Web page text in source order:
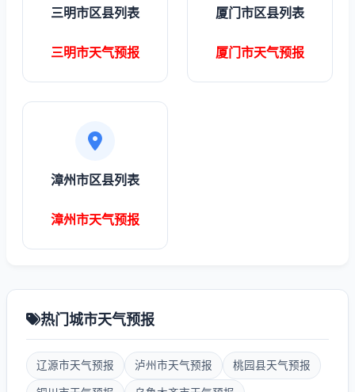
三明市区县列表
三明市天气预报
厦门市区县列表
厦门市天气预报
漳州市区县列表
漳州市天气预报
热门城市天气预报
辽源市天气预报 泸州市天气预报 桃园县天气预报